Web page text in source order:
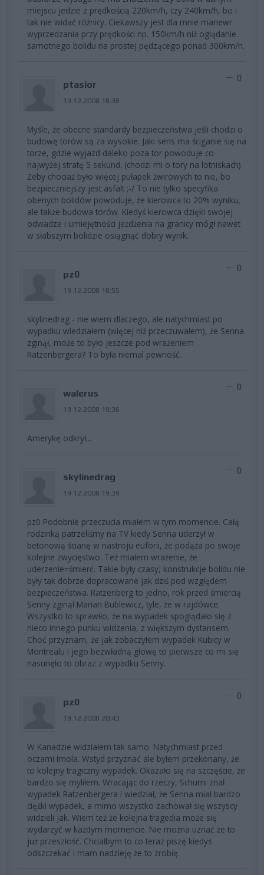
miejscu jedzie z prędkością 220km/h, czy 240km/h, bo i
tak nie widać różnicy. Ciekawszy jest dla mnie manewr
wyprzedzania przy prędkości np. 150km/h niż oglądanie
samotnego bolidu na prostej pędzącego ponad 300km/h.
ptasior
19.12.2008 18:38
0
Myśle, że obecne standardy bezpieczeństwa jeśli chodzi o
budowę torów są za wysokie. Jaki sens ma ściganie się na
torze, gdzie wyjazd daleko poza tor powoduje co
najwyżej stratę 5 sekund. (chodzi mi o tory na lotniskach).
Żeby chociaż było więcej pułapek żwirowych to nie, bo
bezpieczniejszy jest asfalt ;-/ To nie tylko specyfika
obenych bolidów powoduje, że kierowca to 20% wyniku,
ale także budowa torów. Kiedyś kierowca dzięki swojej
odwadze i umiejętności jeżdżenia na granicy mógł nawet
w słabszym bolidzie osiągnąć dobry wynik.
pz0
19.12.2008 18:55
0
skylinedrag - nie wiem dlaczego, ale natychmiast po
wypadku wiedziałem (więcej niż przeczuwałem), że Senna
zginął, może to było jeszcze pod wrażeniem
Ratzenbergera? To była niemal pewność.
walerus
19.12.2008 19:36
0
Amerykę odkrył...
skylinedrag
19.12.2008 19:39
0
pz0 Podobnie przeczucia miałem w tym momencie. Całą
rodzinką patrzeliśmy na TV kiedy Senna uderzył w
betonową ścianę w nastroju euforii, że podąża po swoje
kolejne zwycięstwo. Też miałem wrażenie, że
uderzenie=śmierć. Takie były czasy, konstrukcje bolidu nie
były tak dobrze dopracowane jak dziś pod względem
bezpieczeństwa. Ratzenberg to jedno, rok przed śmiercią
Senny zginął Marian Bublewicz, tyle, że w rajdówce.
Wszystko to sprawiło, że na wypadek spoglądało się z
nieco innego punku widzenia, z większym dystansem.
Choć przyznam, że jak zobaczyłem wypadek Kubicy w
Montrealu i jego bezwładną głowę to pierwsze co mi się
nasunęło to obraz z wypadku Senny.
pz0
19.12.2008 20:43
0
W Kanadzie widziałem tak samo. Natychmiast przed
oczami Imola. Wstyd przyznać ale byłem przekonany, że
to kolejny tragiczny wypadek. Okazało się na szczęście, że
bardzo się myliłem. Wracając do rzeczy, Schumi znał
wypadek Ratzenbergera i wiedział, że Senna miał bardzo
ciężki wypadek, a mimo wszystko zachował się wszyscy
widzieli jak. Wiem też że kolejna tragedia może się
wydarzyć w każdym momencie. Nie można uznać że to
już przeszłość. Chciałbym to co teraz piszę kiedyś
odszczekać i mam nadzieję że to zrobię.